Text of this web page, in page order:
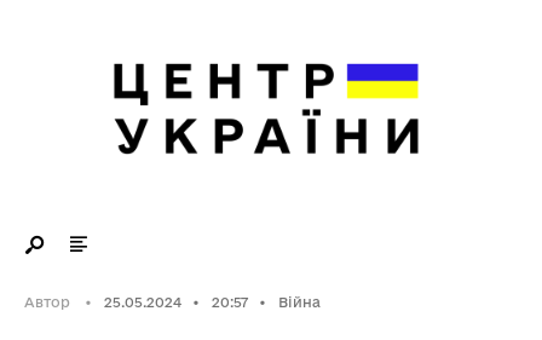
Автор • 25.05.2024 • 20:57 • Війна